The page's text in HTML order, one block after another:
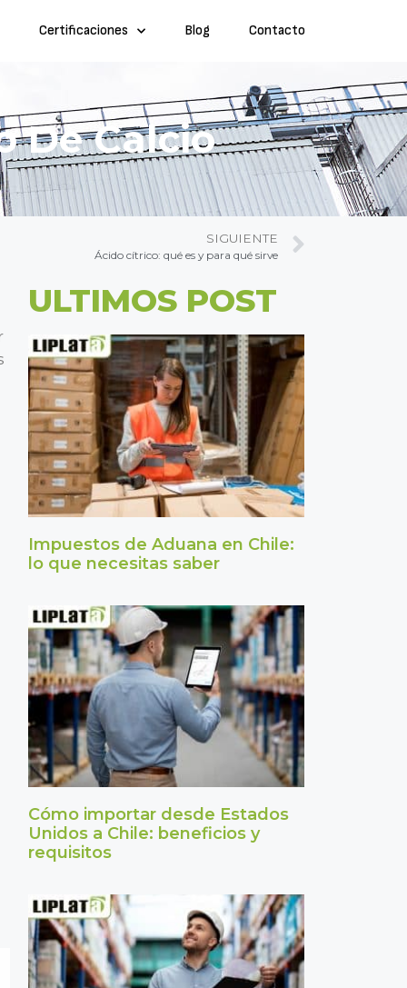
Certificaciones Blog Contacto
De Calcio
SIGUIENTE
Ácido cítrico: qué es y para qué sirve
ULTIMOS POST
Impuestos de Aduana en Chile:
lo que necesitas saber
Cómo importar desde Estados
Unidos a Chile: beneficios y
requisitos